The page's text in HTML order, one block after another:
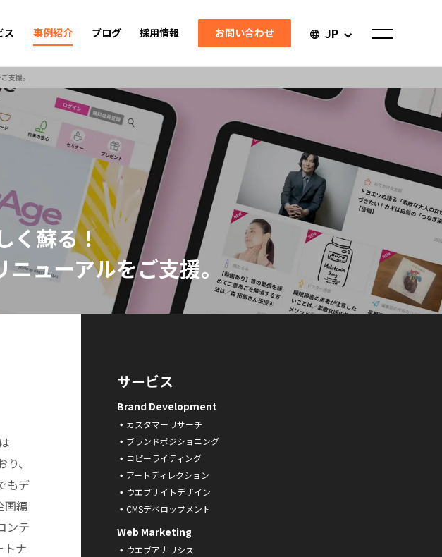
ス 事例紹介 ブログ 採用情報 お問い合わせ JP
支援。
く蘇る！
ニューアルをご支援。
、
もデ
画編
ンテ
トナ
サービス
Brand Development
カスタマーリサーチ
ブランドポジショニング
コピーライティング
アートディレクション
ウエブサイトデザイン
CMSデベロップメント
Web Marketing
ウエブアナリシス